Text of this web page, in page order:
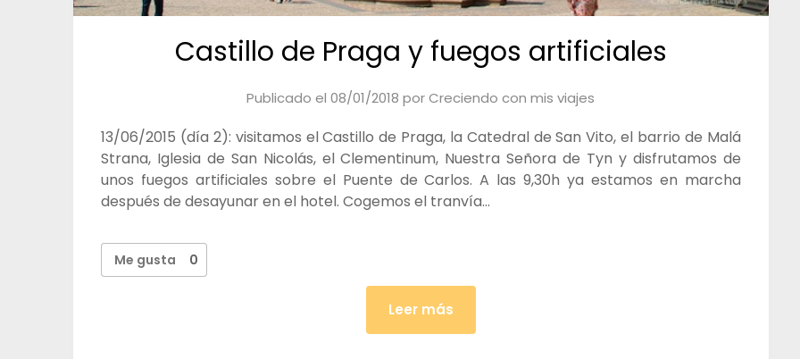
Castillo de Praga y fuegos artificiales
Publicado el08/01/2018 porCreciendo con mis viajes
13/06/2015 (día 2): visitamos el Castillo de Praga, la Catedral de San Vito, el barrio de Malá
Strana, Iglesia de San Nicolás, el Clementinum, Nuestra Señora de Tyn y disfrutamos de
unos fuegos artificiales sobre el Puente de Carlos. A las 9,30h ya estamos en marcha
después de desayunar en el hotel. Cogemos el tranvía…
Me gusta 0
Leer más